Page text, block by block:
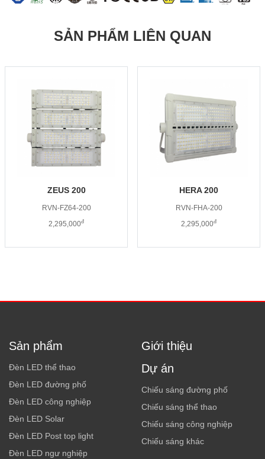
SẢN PHẨM LIÊN QUAN
ZEUS 200
RVN-FZ64-200
2,295,000đ
HERA 200
RVN-FHA-200
2,295,000đ
Sản phẩm
Đèn LED thể thao
Đèn LED đường phố
Đèn LED công nghiệp
Đèn LED Solar
Đèn LED Post top light
Đèn LED ngư nghiệp
Giới thiệu
Dự án
Chiếu sáng đường phố
Chiếu sáng thể thao
Chiếu sáng công nghiệp
Chiếu sáng khác